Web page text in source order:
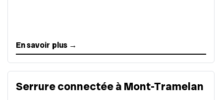
En savoir plus →
Serrure connectée à Mont-Tramelan